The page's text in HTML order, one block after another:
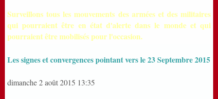
Surveillons tous les mouvements des armées et des militaires
qui pourraient être en état d'alerte dans le monde et qui
pourraient être mobilisés pour l'occasion.
Les signes et convergences pointant vers le 23 Septembre 2015
dimanche 2 août 2015 13:35